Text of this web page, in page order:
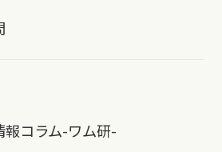
報コラム-ワム研-